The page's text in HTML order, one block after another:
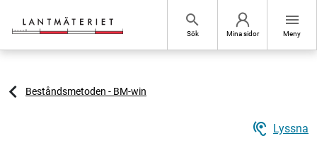
search
Sök Mina sidor
menu
Meny
Beståndsmetoden - BM-win
hearing Lyssna